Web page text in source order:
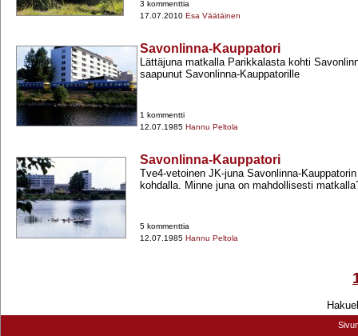
3 kommenttia
17.07.2010 Esa Väätäinen
Savonlinna-Kauppatori
Lättäjuna matkalla Parikkalasta kohti
saapunut Savonlinna-​Kauppatorille
1 kommentti
12.07.1985 Hannu Peltola
Savonlinna-Kauppatori
Tve4-​vetoinen JK-​juna Savonlinna-​
kohdalla. Minne juna on mahdollisesti
5 kommenttia
12.07.1985 Hannu Peltola